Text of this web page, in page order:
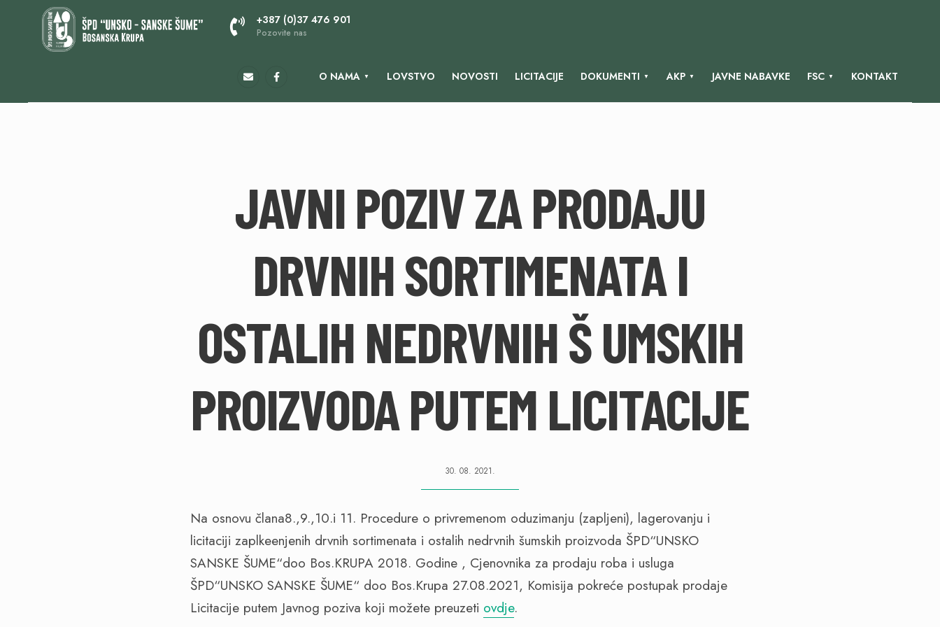
+387 (0)37 476 901
Pozovite nas
O NAMA LOVSTVO NOVOSTI LICITACIJE DOKUMENTI AKP JAVNE NABAVKE FSC KONTAKT
JAVNI POZIV ZA PRODAJU
DRVNIH SORTIMENATA I
OSTALIH NEDRVNIH Š UMSKIH
PROIZVODA PUTEM LICITACIJE
30. 08. 2021.
Na osnovu člana8.,9.,10.i 11. Procedure o privremenom oduzimanju (zapljeni), lagerovanju i
licitaciji zaplkeenjenih drvnih sortimenata i ostalih nedrvnih šumskih proizvoda ŠPD“UNSKO
SANSKE ŠUME“doo Bos.KRUPA 2018. Godine , Cjenovnika za prodaju roba i usluga
ŠPD“UNSKO SANSKE ŠUME“ doo Bos.Krupa 27.08.2021, Komisija pokreće postupak prodaje
Licitacije putem Javnog poziva koji možete preuzeti ovdje.